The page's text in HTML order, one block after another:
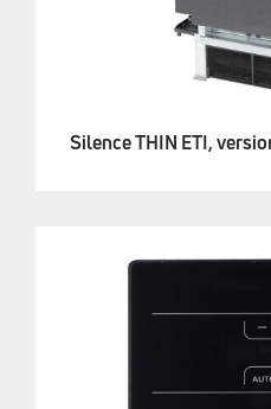
Silence THIN ETI,